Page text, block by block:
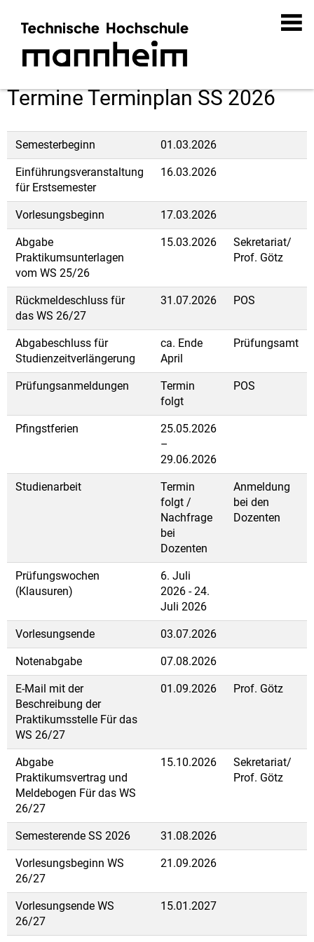
Termine Terminplan SS 2026
Semesterbeginn 01.03.2026
Einführungsveranstaltung
für Erstsemester
16.03.2026
Vorlesungsbeginn 17.03.2026
Abgabe
Praktikumsunterlagen
vom WS 25/26
15.03.2026
Sekretariat/
Prof. Götz
Rückmeldeschluss für
das WS 26/27
31.07.2026 POS
Abgabeschluss für
Studienzeitverlängerung
ca. Ende
April
Prüfungsamt
Prüfungsanmeldungen
Termin
folgt
POS
Pfingstferien
25.05.2026
–
29.06.2026
Studienarbeit
Termin
folgt /
Nachfrage
bei
Dozenten
Anmeldung
bei den
Dozenten
Prüfungswochen
(Klausuren)
6. Juli
2026 - 24.
Juli 2026
Vorlesungsende 03.07.2026
Notenabgabe 07.08.2026
E-Mail mit der
Beschreibung der
Praktikumsstelle Für das
WS 26/27
01.09.2026 Prof. Götz
Abgabe
Praktikumsvertrag und
Meldebogen Für das WS
26/27
15.10.2026
Sekretariat/
Prof. Götz
Semesterende SS 2026 31.08.2026
Vorlesungsbeginn WS
26/27
21.09.2026
Vorlesungsende WS
26/27
15.01.2027